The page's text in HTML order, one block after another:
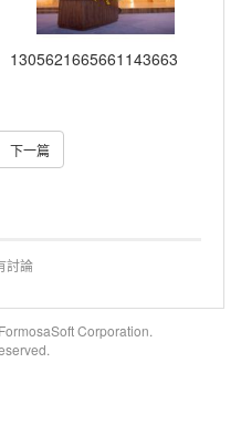
1305621665661143663
下一篇
討論
Corporation.